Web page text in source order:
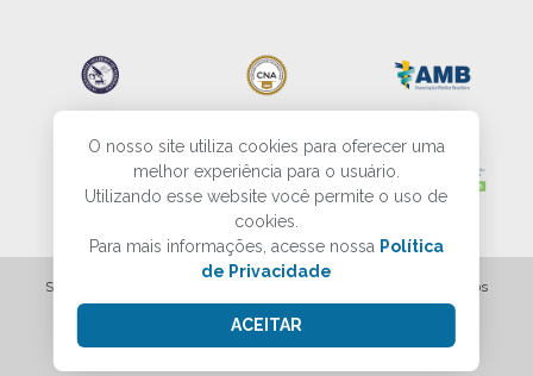
O nosso site utiliza cookies para oferecer uma
melhor experiência para o usuário.
Utilizando esse website você permite o uso de
cookies.
Para mais informações, acesse nossa Política
de Privacidade
ACEITAR
SBP - Sociedade Brasileira de Patologia - Todos os direitos reservados
Criação do site